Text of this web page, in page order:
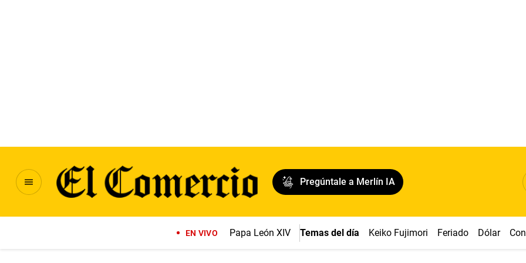
Pregúntale a Merlín IA
EN VIVO Papa León XIV Temas del día Keiko Fujimori Feriado Dólar